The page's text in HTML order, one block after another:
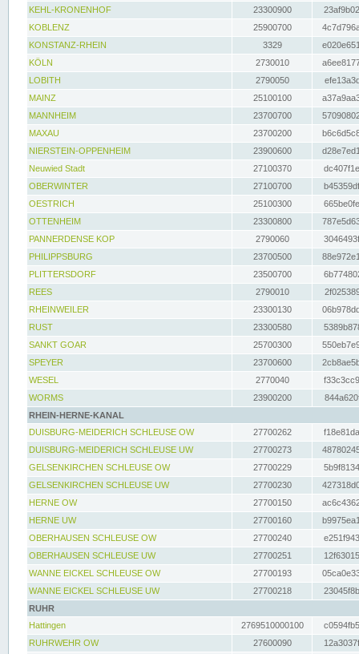
KEHL-KRONENHOF
23300900
KOBLENZ
25900700
KONSTANZ-RHEIN
3329
KÖLN
2730010
LOBITH
2790050
MAINZ
25100100
MANNHEIM
23700700
MAXAU
23700200
NIERSTEIN-OPPENHEIM
23900600
Neuwied Stadt
27100370
OBERWINTER
27100700
OESTRICH
25100300
OTTENHEIM
23300800
PANNERDENSE KOP
2790060
PHILIPPSBURG
23700500
PLITTERSDORF
23500700
REES
2790010
RHEINWEILER
23300130
RUST
23300580
SANKT GOAR
25700300
SPEYER
23700600
WESEL
2770040
WORMS
23900200
RHEIN-HERNE-KANAL
DUISBURG-MEIDERICH SCHLEUSE OW
27700262
DUISBURG-MEIDERICH SCHLEUSE UW
27700273
GELSENKIRCHEN SCHLEUSE OW
27700229
GELSENKIRCHEN SCHLEUSE UW
27700230
HERNE OW
27700150
HERNE UW
27700160
OBERHAUSEN SCHLEUSE OW
27700240
OBERHAUSEN SCHLEUSE UW
27700251
WANNE EICKEL SCHLEUSE OW
27700193
WANNE EICKEL SCHLEUSE UW
27700218
RUHR
Hattingen
2769510000100
RUHRWEHR OW
27600090